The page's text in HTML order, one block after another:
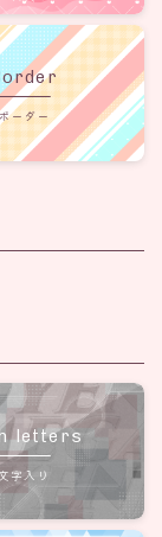
ーダー
字入り
letters